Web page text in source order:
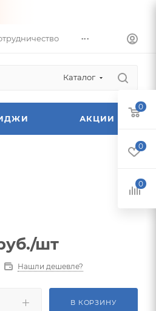
...
Каталог
АКЦИИ
/шт
Нашли дешевле?
В КОРЗИНУ
0
0
0